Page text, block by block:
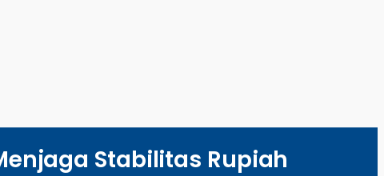
Stabilitas Rupiah